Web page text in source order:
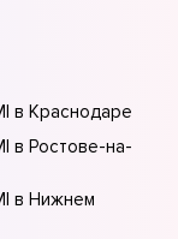
в Краснодаре
в Ростове-на-
в Нижнем